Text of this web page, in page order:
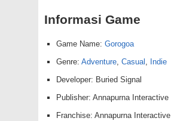
Informasi Game
Game Name: Gorogoa
Genre: Adventure, Casual , Indie
Developer: Buried Signal
Publisher: Annapurna Interactive
Franchise: Annapurna Interactive